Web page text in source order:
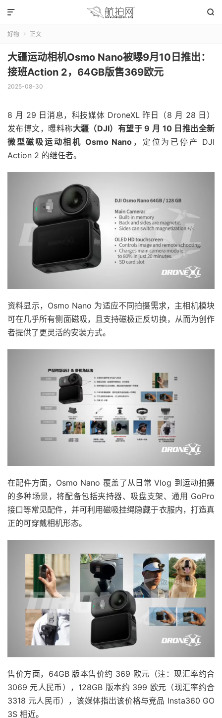


好物  正文
大疆运动相机Osmo Nano被曝9月10日推出：
接班Action 2，64GB版售369欧元
2025-08-30
8 月 29 日消息，科技媒体 DroneXL 昨日（8 月 28 日）
发布博文，曝料称大疆（DJI）有望于 9 月 10 日推出全新
微型磁吸运动相机 Osmo Nano ，定位为已停产 DJI
Action 2 的继任者。
资料显示，Osmo Nano 为适应不同拍摄需求，主相机模块
可在几乎所有侧面磁吸，且支持磁极正反切换，从而为创作
者提供了更灵活的安装方式。
在配件方面，Osmo Nano 覆盖了从日常 Vlog 到运动拍摄
的多种场景，将配备包括夹持器、吸盘支架、通用 GoPro
接口等常见配件，并可利用磁吸挂绳隐藏于衣服内，打造真
正的可穿戴相机形态。
售价方面，64GB 版本售价约 369 欧元（注：现汇率约合
3069 元人民币），128GB 版本约 399 欧元（现汇率约合
3318 元人民币），该媒体指出该价格与竞品 Insta360 GO
3S 相近。